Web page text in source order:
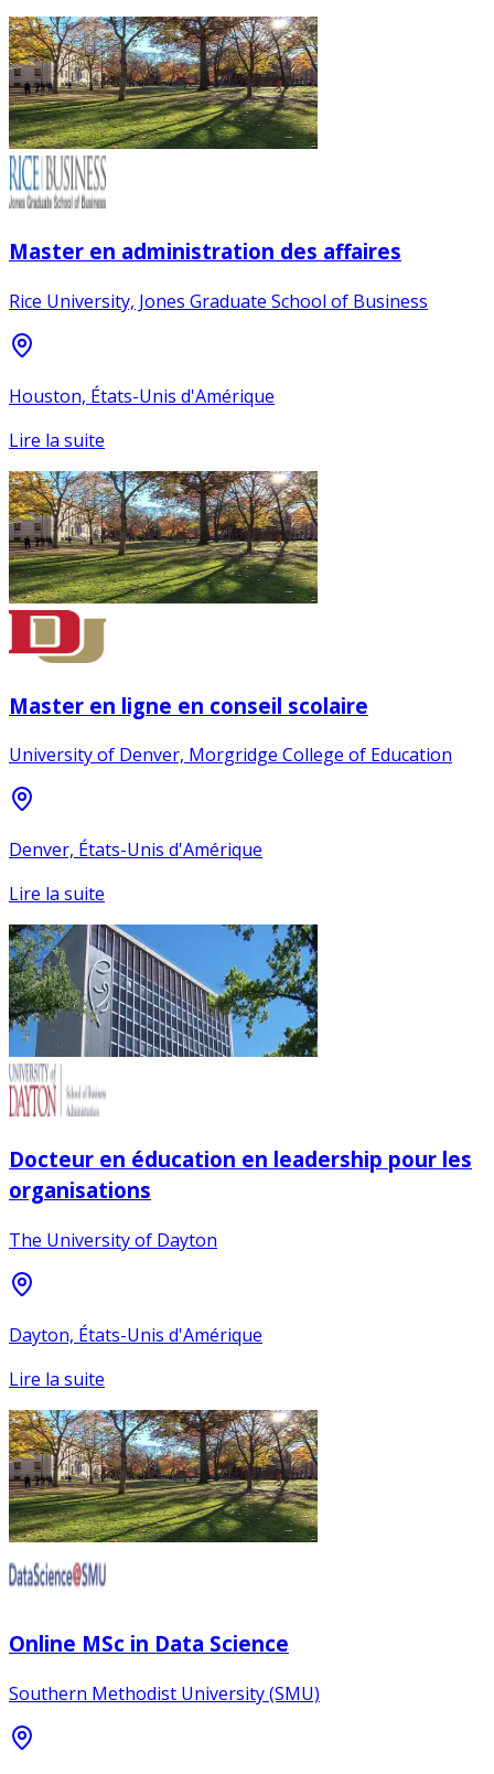
Master en administration des affaires
Rice University, Jones Graduate School of Business
Houston, États-Unis d'Amérique
Lire la suite
Master en ligne en conseil scolaire
University of Denver, Morgridge College of Education
Denver, États-Unis d'Amérique
Lire la suite
Docteur en éducation en leadership pour les
organisations
The University of Dayton
Dayton, États-Unis d'Amérique
Lire la suite
Online MSc in Data Science
Southern Methodist University (SMU)